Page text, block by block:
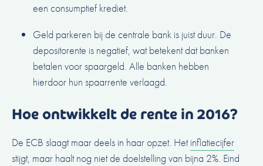
een consumptief krediet.
Geld parkeren bij de centrale bank is juist duur. De
depositorente is negatief, wat betekent dat banken
betalen voor spaargeld. Alle banken hebben
hierdoor hun spaarrente verlaagd.
Hoe ontwikkelt de rente in 2016?
De ECB slaagt maar deels in haar opzet. Hetinflatiecijfer
stijgt, maar haalt nog niet de doelstelling van bijna 2%. Eind